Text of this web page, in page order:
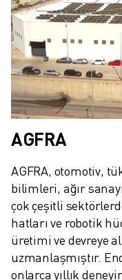
AGFRA
AGFRA, otomotiv,
bilimleri, ağır
çok çeşitli
hatları ve robotik
üretimi ve devreye
uzmanlaşmıştır.
onlarca yıllık